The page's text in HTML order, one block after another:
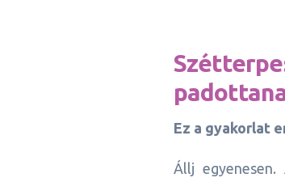
Ez a gyakorlat
Állj